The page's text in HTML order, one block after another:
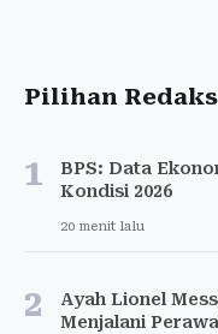
Pilihan
1
BPS: Data
Kondisi 2026
20 menit lalu
2
Ayah Lionel
Menjalani